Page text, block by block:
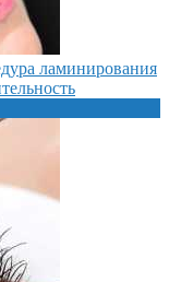
ламинирования